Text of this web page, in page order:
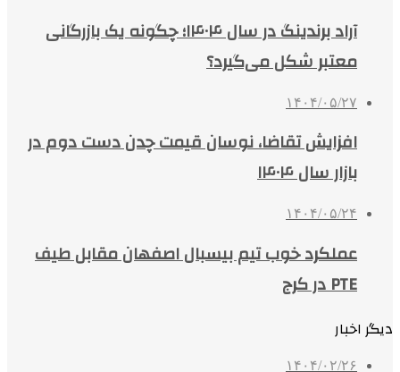
آراد برندینگ در سال ۱۴۰۴؛ چگونه یک بازرگانی
معتبر شکل می‌گیرد؟
۱۴۰۴/۰۵/۲۷
افزایش تقاضا، نوسان قیمت چدن دست دوم در
بازار سال ۱۴۰۴
۱۴۰۴/۰۵/۲۴
عملکرد خوب تیم بیسبال اصفهان مقابل طیف
PTE در کرج
دیگر اخبار
۱۴۰۴/۰۲/۲۶